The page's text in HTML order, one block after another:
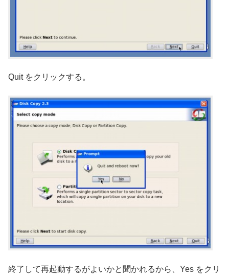
Quit をクリックする。
終了して再起動するがよいかと聞かれるから、Yes をクリ